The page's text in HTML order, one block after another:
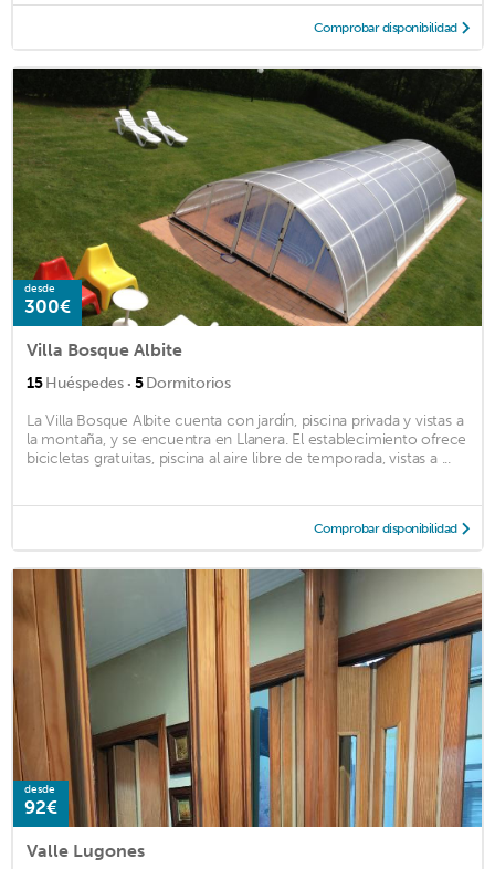
Comprobar disponibilidad
desde
300€
Villa Bosque Albite
15Huéspedes · 5Dormitorios
La Villa Bosque Albite cuenta con jardín, piscina privada y vistas a
la montaña, y se encuentra en Llanera. El establecimiento ofrece
bicicletas gratuitas, piscina al aire libre de temporada, vistas a ...
Comprobar disponibilidad
desde
92€
Valle Lugones